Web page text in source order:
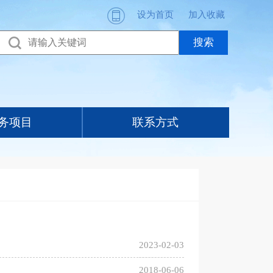
设为首页 加入收藏
项目 联系方式
2023-02-03
2018-06-06